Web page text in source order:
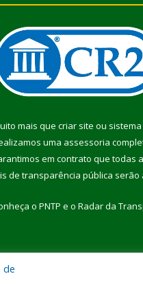
mais que criar site ou
uma assessoria
em contrato que todas
de transparência pública serão
o PNTP e o Radar da
de